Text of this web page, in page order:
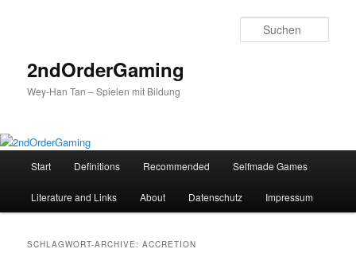
2ndOrderGaming
Wey-Han Tan – Spielen mit Bildung
Zum
Inhalt
Zum
sekundären
Start Definitions Recommended Selfmade Games
Literature and Links About Datenschutz Impressum
SCHLAGWORT-ARCHIVE:ACCRETION